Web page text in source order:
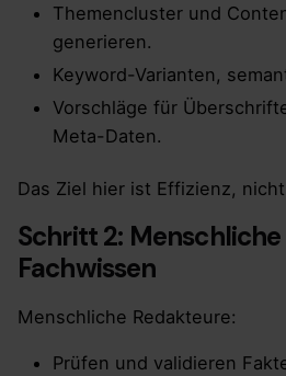
Themencluster und
generieren.
Keyword-Varianten,
Vorschläge für
Meta-Daten.
Das Ziel hier ist Effizienz,
Schritt 2:
Fachwissen
Menschliche Redakteure:
Prüfen und validieren